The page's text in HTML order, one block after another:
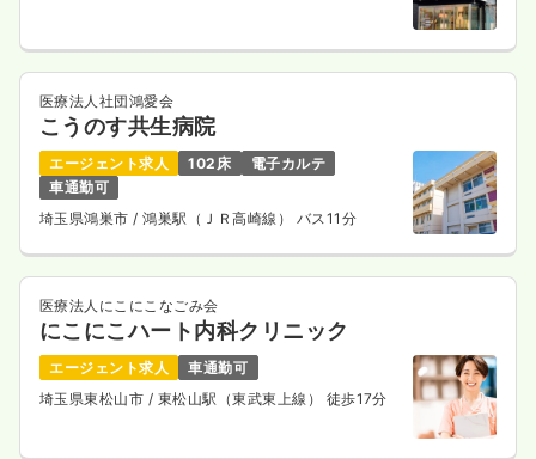
医療法人社団鴻愛会
こうのす共生病院
エージェント求人 102床
電子カルテ
車通勤可
埼玉県鴻巣市/ 鴻巣駅（ＪＲ高崎線） バス11分
医療法人にこにこなごみ会
にこにこハート内科クリニック
エージェント求人
車通勤可
埼玉県東松山市 / 東松山駅（東武東上線） 徒歩17分